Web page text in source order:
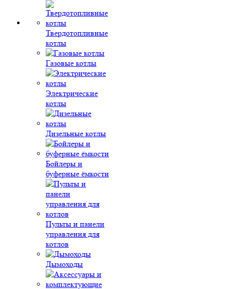
Твердотопливные
котлы
Газовые котлы
Электрические
котлы
Дизельные котлы
Бойлеры и
буферные ёмкости
Пульты и панели
управления для
котлов
Дымоходы